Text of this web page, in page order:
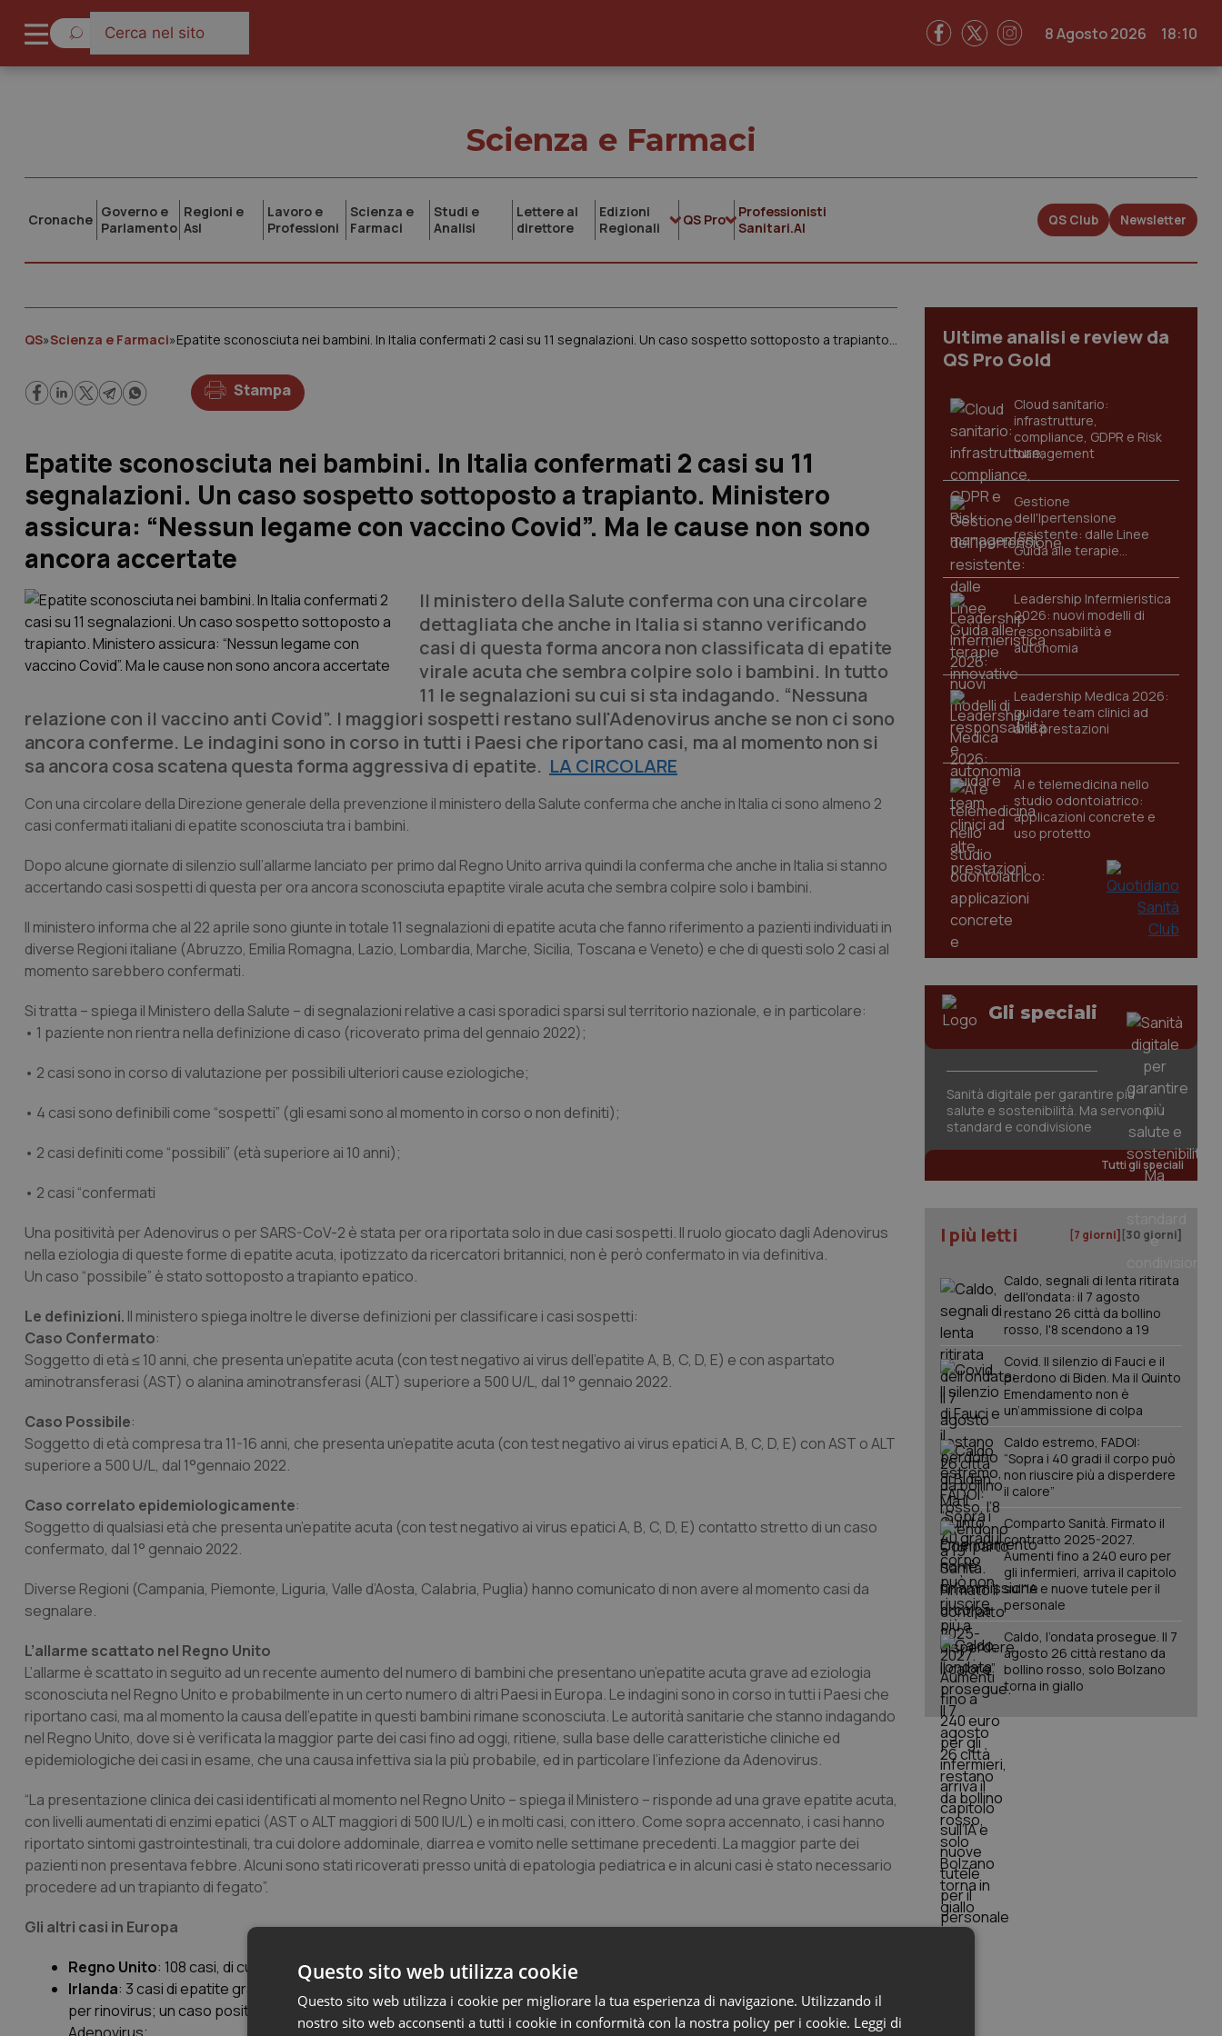
8 Agosto 2026 18:10
Scienza e Farmaci
Cronache Governo e
Parlamento
Regioni e
Asl
Lavoro e
Professioni
Scienza e
Farmaci
Studi e
Analisi
Lettere al
direttore
Edizioni
Regionali
QS Pro
Professionisti
Sanitari.AI
QS Club Newsletter
QS»Scienza e Farmaci» Epatite sconosciuta nei bambini. In Italia confermati 2 casi su 11 segnalazioni. Un caso sospetto sottoposto a trapianto. Ministero assicura: “Nessun legame con vaccino Covid”. Ma le cause non sono ancora accertate
Stampa
Epatite sconosciuta nei bambini. In Italia confermati 2 casi su 11
segnalazioni. Un caso sospetto sottoposto a trapianto. Ministero
assicura: “Nessun legame con vaccino Covid”. Ma le cause non sono
ancora accertate
Il ministero della Salute conferma con una circolare
dettagliata che anche in Italia si stanno verificando
casi di questa forma ancora non classificata di epatite
virale acuta che sembra colpire solo i bambini. In tutto
11 le segnalazioni su cui si sta indagando. “Nessuna
relazione con il vaccino anti Covid”. I maggiori sospetti restano sull'Adenovirus anche se non ci sono
ancora conferme. Le indagini sono in corso in tutti i Paesi che riportano casi, ma al momento non si
sa ancora cosa scatena questa forma aggressiva di epatite. LA CIRCOLARE
Con una circolare della Direzione generale della prevenzione il ministero della Salute conferma che anche in Italia ci sono almeno 2
casi confermati italiani di epatite sconosciuta tra i bambini.
Dopo alcune giornate di silenzio sull’allarme lanciato per primo dal Regno Unito arriva quindi la conferma che anche in Italia si stanno
accertando casi sospetti di questa per ora ancora sconosciuta epaptite virale acuta che sembra colpire solo i bambini.
Il ministero informa che al 22 aprile sono giunte in totale 11 segnalazioni di epatite acuta che fanno riferimento a pazienti individuati in
diverse Regioni italiane (Abruzzo, Emilia Romagna, Lazio, Lombardia, Marche, Sicilia, Toscana e Veneto) e che di questi solo 2 casi al
momento sarebbero confermati.
Si tratta – spiega il Ministero della Salute – di segnalazioni relative a casi sporadici sparsi sul territorio nazionale, e in particolare:
• 1 paziente non rientra nella definizione di caso (ricoverato prima del gennaio 2022);
• 2 casi sono in corso di valutazione per possibili ulteriori cause eziologiche;
• 4 casi sono definibili come “sospetti” (gli esami sono al momento in corso o non definiti);
• 2 casi definiti come “possibili” (età superiore ai 10 anni);
• 2 casi “confermati
Una positività per Adenovirus o per SARS-CoV-2 è stata per ora riportata solo in due casi sospetti. Il ruolo giocato dagli Adenovirus
nella eziologia di queste forme di epatite acuta, ipotizzato da ricercatori britannici, non è però confermato in via definitiva.
Un caso “possibile” è stato sottoposto a trapianto epatico.
Le definizioni. Il ministero spiega inoltre le diverse definizioni per classificare i casi sospetti:
Caso Confermato:
Soggetto di età ≤ 10 anni, che presenta un’epatite acuta (con test negativo ai virus dell’epatite A, B, C, D, E) e con aspartato
aminotransferasi (AST) o alanina aminotransferasi (ALT) superiore a 500 U/L, dal 1° gennaio 2022.
Caso Possibile:
Soggetto di età compresa tra 11-16 anni, che presenta un’epatite acuta (con test negativo ai virus epatici A, B, C, D, E) con AST o ALT
superiore a 500 U/L, dal 1°gennaio 2022.
Caso correlato epidemiologicamente:
Soggetto di qualsiasi età che presenta un’epatite acuta (con test negativo ai virus epatici A, B, C, D, E) contatto stretto di un caso
confermato, dal 1° gennaio 2022.
Diverse Regioni (Campania, Piemonte, Liguria, Valle d’Aosta, Calabria, Puglia) hanno comunicato di non avere al momento casi da
segnalare.
L’allarme scattato nel Regno Unito
L’allarme è scattato in seguito ad un recente aumento del numero di bambini che presentano un’epatite acuta grave ad eziologia
sconosciuta nel Regno Unito e probabilmente in un certo numero di altri Paesi in Europa. Le indagini sono in corso in tutti i Paesi che
riportano casi, ma al momento la causa dell’epatite in questi bambini rimane sconosciuta. Le autorità sanitarie che stanno indagando
nel Regno Unito, dove si è verificata la maggior parte dei casi fino ad oggi, ritiene, sulla base delle caratteristiche cliniche ed
epidemiologiche dei casi in esame, che una causa infettiva sia la più probabile, ed in particolare l’infezione da Adenovirus.
“La presentazione clinica dei casi identificati al momento nel Regno Unito – spiega il Ministero – risponde ad una grave epatite acuta,
con livelli aumentati di enzimi epatici (AST o ALT maggiori di 500 IU/L) e in molti casi, con ittero. Come sopra accennato, i casi hanno
riportato sintomi gastrointestinali, tra cui dolore addominale, diarrea e vomito nelle settimane precedenti. La maggior parte dei
pazienti non presentava febbre. Alcuni sono stati ricoverati presso unità di epatologia pediatrica e in alcuni casi è stato necessario
procedere ad un trapianto di fegato”.
Gli altri casi in Europa
Regno Unito: 108 casi, di cui 8 sottoposti a trapianto;
Irlanda: 3 casi di epatite grave da marzo 2022, in bambini di età compresa tra 4 e 11 anni, un caso è risultato positivo al test
per rinovirus; un caso positivo al test per Herpes virus-7; nessun caso è risultato positivo al test SARS-CoV-2 e al test per
Ultime analisi e review da
QS Pro Gold
Cloud sanitario:
infrastrutture,
compliance, GDPR e Risk
management
Gestione
dell'Ipertensione
resistente: dalle Linee
Guida alle terapie
innovative
Leadership Infermieristica
2026: nuovi modelli di
responsabilità e
autonomia
Leadership Medica 2026:
guidare team clinici ad
alte prestazioni
AI e telemedicina nello
studio odontoiatrico:
applicazioni concrete e
uso protetto
Gli speciali
Sanità digitale per garantire più
salute e sostenibilità. Ma servono
standard e condivisione
Tutti gli speciali
I più letti [7 giorni] [30 giorni]
Caldo, segnali di lenta ritirata
dell'ondata: il 7 agosto
restano 26 città da bollino
rosso, l'8 scendono a 19
Covid. Il silenzio di Fauci e il
perdono di Biden. Ma il Quinto
Emendamento non è
un’ammissione di colpa
Caldo estremo, FADOI:
“Sopra i 40 gradi il corpo può
non riuscire più a disperdere
il calore”
Comparto Sanità. Firmato il
contratto 2025-2027.
Aumenti fino a 240 euro per
gli infermieri, arriva il capitolo
sull'IA e nuove tutele per il
personale
Caldo, l’ondata prosegue. Il 7
agosto 26 città restano da
bollino rosso, solo Bolzano
torna in giallo
Questo sito web utilizza cookie
Questo sito web utilizza i cookie per migliorare la tua esperienza di navigazione. Utilizzando il
nostro sito web acconsenti a tutti i cookie in conformità con la nostra policy per i cookie. Leggi di